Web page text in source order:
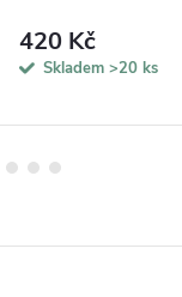
420 Kč
Skladem >20 ks